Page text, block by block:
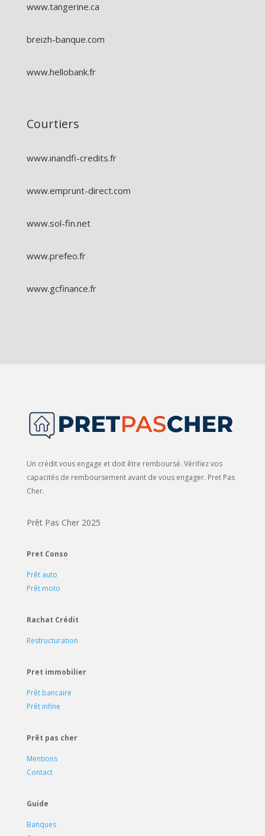
www.tangerine.ca
breizh-banque.com
www.hellobank.fr
Courtiers
www.inandfi-credits.fr
www.emprunt-direct.com
www.sol-fin.net
www.prefeo.fr
www.gcfinance.fr
Un crédit vous engage et doit être remboursé. Vérifiez vos
capacités de remboursement avant de vous engager. Pret Pas
Cher.
Prêt Pas Cher 2025
Pret Conso
Prêt auto
Prêt moto
Rachat Crédit
Restructuration
Pret immobilier
Prêt bancaire
Prêt infine
Prêt pas cher
Mentions
Contact
Guide
Banques